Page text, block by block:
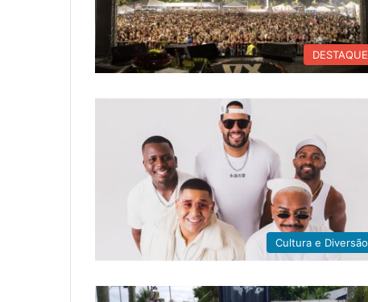
DESTAQUE
Cultura e Diversão